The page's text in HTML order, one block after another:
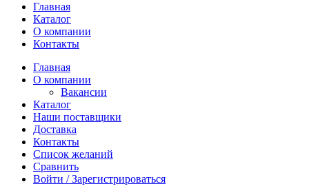
Главная
Каталог
О компании
Контакты
Главная
О компании
Вакансии
Каталог
Наши поставщики
Доставка
Контакты
Список желаний
Сравнить
Войти / Зарегистрироваться